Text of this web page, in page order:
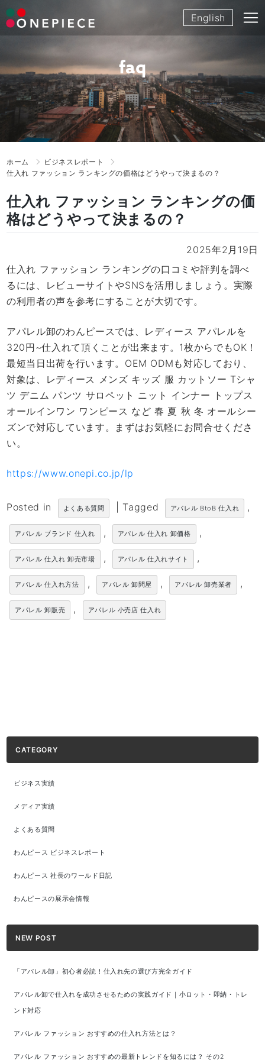
Skip
to
English
faq
ホーム
ビジネスレポート
仕入れ ファッション ランキングの価格はどうやって決まるの？
仕入れ ファッション ランキングの価
格はどうやって決まるの？
2025年2月19日
仕入れ ファッション ランキングの口コミや評判を調べ
るには、レビューサイトやSNSを活用しましょう。実際
の利用者の声を参考にすることが大切です。
アパレル卸のわんピースでは、レディース アパレルを
320円~仕入れて頂くことが出来ます。1枚からでもOK！
最短当日出荷を行います。OEM ODMも対応しており、
対象は、レディース メンズ キッズ 服 カットソー Tシャ
ツ デニム パンツ サロペット ニット インナー トップス
オールインワン ワンピース など 春 夏 秋 冬 オールシー
ズンで対応しています。まずはお気軽にお問合せくださ
い。
https://www.onepi.co.jp/lp
Posted in よくある質問 Tagged アパレル BtoB 仕入れ ,
アパレル ブランド 仕入れ , アパレル 仕入れ 卸価格 ,
アパレル 仕入れ 卸売市場 , アパレル 仕入れサイト ,
アパレル 仕入れ方法 , アパレル 卸問屋 , アパレル 卸売業者 ,
アパレル 卸販売 , アパレル 小売店 仕入れ
CATEGORY
ビジネス実績
メディア実績
よくある質問
わんピース ビジネスレポート
わんピース 社長のワールド日記
わんピースの展示会情報
NEW POST
「アパレル卸」初心者必読！仕入れ先の選び方完全ガイド
アパレル卸で仕入れを成功させるための実践ガイド｜小ロット・即納・トレ
ンド対応
アパレル ファッション おすすめの仕入れ方法とは？
アパレル ファッション おすすめの最新トレンドを知るには？ その2